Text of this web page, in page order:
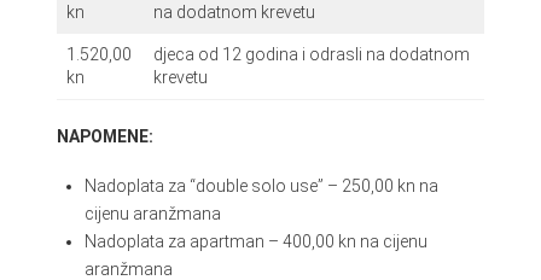
kn
na dodatnom krevetu
1.520,00
kn
djeca od 12 godina i odrasli na dodatnom
krevetu
NAPOMENE:
Nadoplata za “double solo use” – 250,00 kn na
cijenu aranžmana
Nadoplata za apartman – 400,00 kn na cijenu
aranžmana